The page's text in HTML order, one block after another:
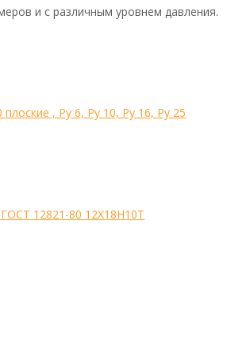
и с различным уровнем давления.
, Ру 6, Ру 10, Ру 16, Ру 25
12821-80 12Х18Н10Т